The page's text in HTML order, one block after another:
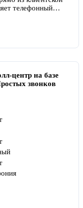
телефонный
кодов и
историю всех
центр на базе
звонков